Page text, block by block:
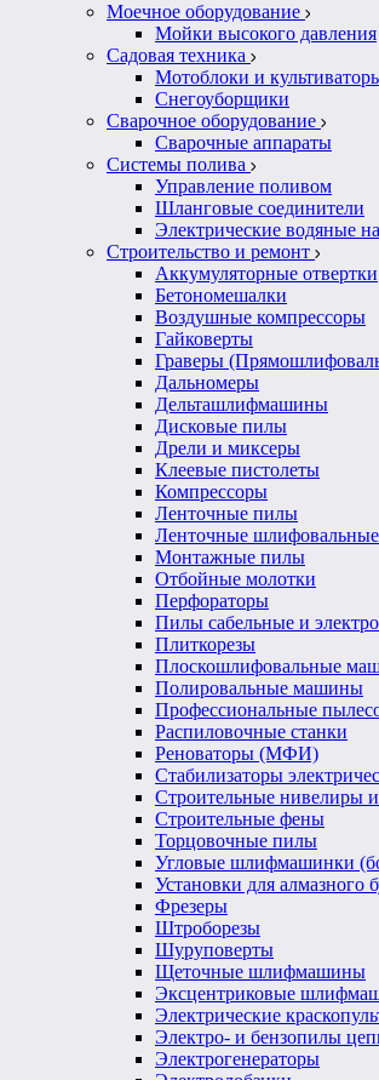
Моечное оборудование
Мойки высокого давления
Садовая техника
Мотоблоки и
Снегоуборщики
Сварочное оборудование
Сварочные аппараты
Системы полива
Управление поливом
Шланговые соединители
Электрические водяные
Строительство и ремонт
Аккумуляторные отвертки
Бетономешалки
Воздушные компрессоры
Гайковерты
Граверы
Дальномеры
Дельташлифмашины
Дисковые пилы
Дрели и миксеры
Клеевые пистолеты
Компрессоры
Ленточные пилы
Ленточные
Монтажные пилы
Отбойные молотки
Перфораторы
Пилы сабельные и
Плиткорезы
Плоскошлифовальные
Полировальные машины
Профессиональные
Распиловочные станки
Реноваторы (МФИ)
Стабилизаторы
Строительные нивелиры
Строительные фены
Торцовочные пилы
Угловые шлифмашинки
Установки для алмазного
Фрезеры
Штроборезы
Шуруповерты
Щеточные шлифмашины
Эксцентриковые
Электрические
Электро- и бензопилы
Электрогенераторы